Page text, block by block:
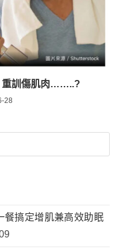
重訓傷肌肉……..?
28
餐搞定增肌兼高效助眠